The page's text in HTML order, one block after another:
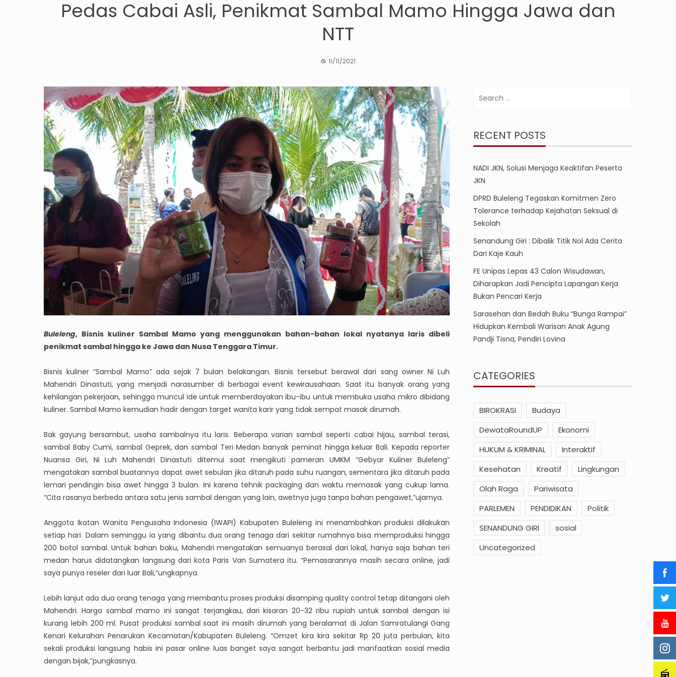
Pedas Cabai Asli, Penikmat Sambal Mamo Hingga Jawa dan
NTT
11/11/2021
Buleleng, Bisnis kuliner Sambal Mamo yang menggunakan bahan-bahan lokal nyatanya laris dibeli
penikmat sambal hingga ke Jawa dan Nusa Tenggara Timur.
Bisnis kuliner “Sambal Mamo” ada sejak 7 bulan belakangan. Bisnis tersebut berawal dari sang owner Ni Luh
Mahendri Dinastuti, yang menjadi narasumber di berbagai event kewirausahaan. Saat itu banyak orang yang
kehilangan pekerjaan, sehingga muncul ide untuk memberdayakan ibu-ibu untuk membuka usaha mikro dibidang
kuliner. Sambal Mamo kemudian hadir dengan target wanita karir yang tidak sempat masak dirumah.
Bak gayung bersambut, usaha sambalnya itu laris. Beberapa varian sambal seperti cabai hijau, sambal terasi,
sambal Baby Cumi, sambal Geprek, dan sambal Teri Medan banyak peminat hingga keluar Bali. Kepada reporter
Nuansa Giri, Ni Luh Mahendri Dinastuti ditemui saat mengikuti pameran UMKM “Gebyar Kuliner Buleleng”
mengatakan sambal buatannya dapat awet sebulan jika ditaruh pada suhu ruangan, sementara jika ditaruh pada
lemari pendingin bisa awet hingga 3 bulan. Ini karena tehnik packaging dan waktu memasak yang cukup lama.
“Cita rasanya berbeda antara satu jenis sambal dengan yang lain, awetnya juga tanpa bahan pengawet,”ujarnya.
Anggota Ikatan Wanita Pengusaha Indonesia (IWAPI) Kabupaten Buleleng ini menambahkan produksi dilakukan
setiap hari. Dalam seminggu ia yang dibantu dua orang tenaga dari sekitar rumahnya bisa memproduksi hingga
200 botol sambal. Untuk bahan baku, Mahendri mengatakan semuanya berasal dari lokal, hanya saja bahan teri
medan harus didatangkan langsung dari kota Paris Van Sumatera itu. “Pemasarannya masih secara online, jadi
saya punya reseler dari luar Bali,”ungkapnya.
Lebih lanjut ada dua orang tenaga yang membantu proses produksi disamping quality control tetap ditangani oleh
Mahendri. Harga sambal mamo ini sangat terjangkau, dari kisaran 20-32 ribu rupiah untuk sambal dengan isi
kurang lebih 200 ml. Pusat produksi sambal saat ini masih dirumah yang beralamat di Jalan Samratulangi Gang
Kenari Kelurahan Penarukan Kecamatan/Kabupaten Buleleng. “Omzet kira kira sekitar Rp 20 juta perbulan, kita
sekali produksi langsung habis ini pasar online luas banget saya sangat berbantu jadi manfaatkan sosial media
dengan bijak,”pungkasnya.
RECENT POSTS
NADI JKN, Solusi Menjaga Keaktifan Peserta
JKN
DPRD Buleleng Tegaskan Komitmen Zero
Tolerance terhadap Kejahatan Seksual di
Sekolah
Senandung Giri : Dibalik Titik Nol Ada Cerita
Dari Kaje Kauh
FE Unipas Lepas 43 Calon Wisudawan,
Diharapkan Jadi Pencipta Lapangan Kerja
Bukan Pencari Kerja
Sarasehan dan Bedah Buku “Bunga Rampai”
Hidupkan Kembali Warisan Anak Agung
Pandji Tisna, Pendiri Lovina
CATEGORIES
BIROKRASI
Budaya
DewataRoundUP
Ekonomi
HUKUM & KRIMINAL
Interaktif
Kesehatan
Kreatif
Lingkungan
Olah Raga
Pariwisata
PARLEMEN
PENDIDIKAN
Politik
SENANDUNG GIRI
sosial
Uncategorized